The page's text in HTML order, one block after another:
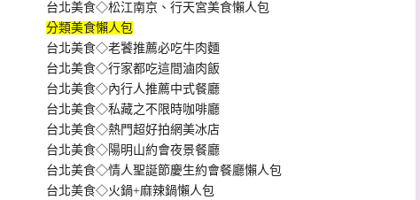
台北美食◇松江南京、行天宮美食懶人包
分類美食懶人包
台北美食◇老饕推薦必吃牛肉麵
台北美食◇行家都吃這間滷肉飯
台北美食◇內行人推薦中式餐廳
台北美食◇私藏之不限時咖啡廳
台北美食◇熱門超好拍網美冰店
台北美食◇陽明山約會夜景餐廳
台北美食◇情人聖誕節慶生約會餐廳懶人包
台北美食◇火鍋+麻辣鍋懶人包